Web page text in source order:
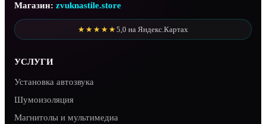
Магазин: zvuknastile.store
★★★★★5,0 на Яндекс.Картах
УСЛУГИ
Установка автозвука
Шумоизоляция
Магнитолы и мультимедиа